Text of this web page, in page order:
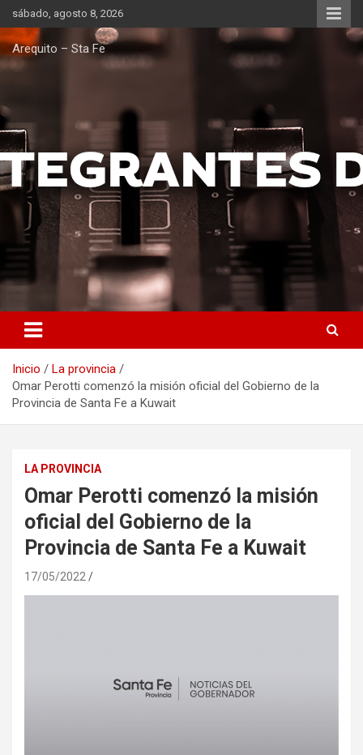
Saltar
al
contenido
sábado, agosto 8, 2026
Arequito – Sta Fe
Inicio
La provincia
Omar Perotti comenzó la misión oficial del Gobierno de la
Provincia de Santa Fe a Kuwait
LA PROVINCIA
Omar Perotti comenzó la misión
oficial del Gobierno de la
Provincia de Santa Fe a Kuwait
17/05/2022